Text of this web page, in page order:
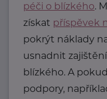
péči o blízkého.
získat příspěvek
pokrýt náklady
usnadnit
blízkého. A
podpory,